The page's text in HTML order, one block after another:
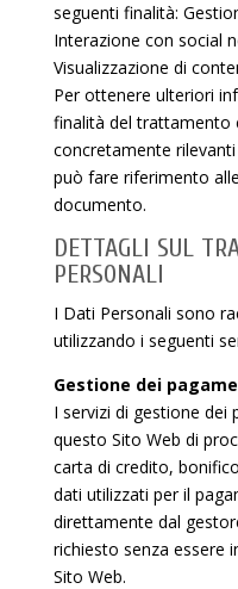
seguenti finalità:
Interazione con social
Visualizzazione di
Per ottenere ulteriori
finalità del trattamento
concretamente
può fare riferimento
documento.
DETTAGLI SUL
PERSONALI
I Dati Personali sono
utilizzando i seguenti
Gestione dei
I servizi di gestione
questo Sito Web di
carta di credito,
dati utilizzati per il
direttamente dal
richiesto senza essere
Sito Web.